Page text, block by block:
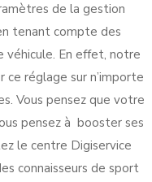
de la gestion
tenant compte des
En effet, notre
ce réglage sur n’importe
Vous pensez que votre
pensez à booster ses
le centre Digiservice
connaisseurs de sport